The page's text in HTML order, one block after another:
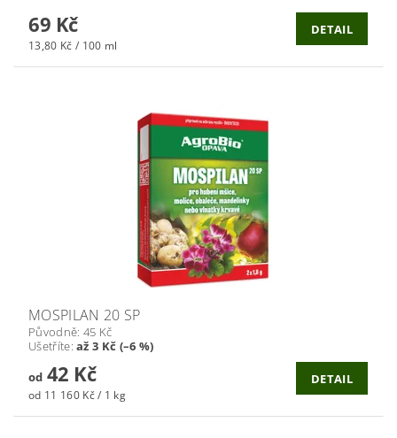
69 Kč
13,80 Kč / 100 ml
DETAIL
MOSPILAN 20 SP
Původně: 45 Kč
Ušetříte:až 3 Kč (–6 %)
od42 Kč
od 11 160 Kč / 1 kg
DETAIL